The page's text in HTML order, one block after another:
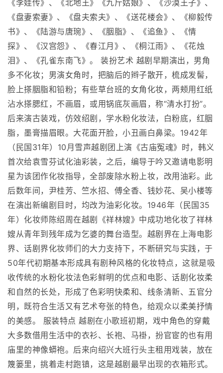
《李娃传》、《北地王》《九斤姑娘》、《沙漠王子》、
《盘妻索妻》、《盘夫索夫》、《送花楼会》、《柳毅传
书》、《陆游与唐琬》、《胭脂》、《追鱼》、《情
探》、《汉宫怨》、《春江月》、《桐江雨》、《花烛
泪》、《孔雀东南飞》。 装扮艺术 越剧早期演出，男角
多不化妆；男演女角时，把脑后的辫子散开，梳成发髻，
脸上搽胭脂和铅粉；有些草台班的女角化妆，两颊用红纸
沾水搽腮红，不画眉，或用锅底灰画眉，称“清水打扮”。
后来演古装戏，仿效绍剧，学水粉化妆法，白粉底，红胭
脂，墨膏描眉眼。大花面开脸，小丑画白鼻梁。1942年
（民国31年）10月雪声越剧团上演《古庙冤魂》时，韩义
首次给袁雪芬试化油彩装，之后，编导于吟又邀请电影明
星为该团作化妆指导，全部废除水粉上妆，改用油彩。此
后数年间，尹桂芳、竺水招、傅全香、钱妙花、吴小楼等
在演出新编剧目时，均改为油彩化妆。1946年（民国35
年）化妆师陈绍周在越剧《祥林嫂》中成功地化妆了祥林
嫂从青年到残年成为乞婆的舞台造型。越剧界在上海电影
界、话剧界化妆师们的大力支持下，不断研究与实践，于
50年代初期基本形成具有剧种风格的化妆特点，这就是吸
收传统的水粉化妆法色彩鲜明的优点和电影、话剧化妆柔
和自然的长处，形成了色彩明快柔和、线条清新、五官分
明，既符合生活又有艺术夸张的特色，给观众以柔美抒情
的美感。 服装特点 越剧在小歌班初期，戏中角色的穿戴
大多数借用生活中的衣衫、长袍、马褂，扮官宦的也有用
庙里的神像蟒袍。后来向绍兴大班行头主租用戏装，放在
篾篓里，挑着走村跑镇，这是越剧最早出现的衣箱形式。